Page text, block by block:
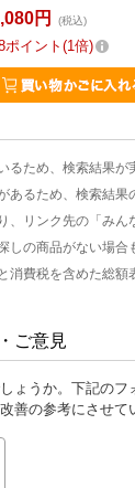
円 (税込)
ポイント 1倍
ため、検索結果が
るため、検索結果
リンク先の「みん
の商品がない場合
費税を含めた総額
ご意見
ょうか。下記の
善の参考にさせて